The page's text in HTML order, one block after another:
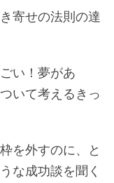
寄せの法則の達
い！夢があ
いて考えるきっ
を外すのに、と
な成功談を聞く